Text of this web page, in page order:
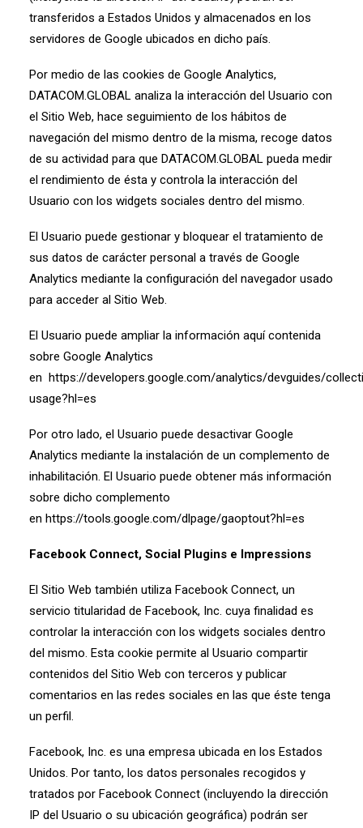
transferidos a Estados Unidos y almacenados en los
servidores de Google ubicados en dicho país.
Por medio de las cookies de Google Analytics,
DATACOM.GLOBAL analiza la interacción del Usuario con
el Sitio Web, hace seguimiento de los hábitos de
navegación del mismo dentro de la misma, recoge datos
de su actividad para que DATACOM.GLOBAL pueda medir
el rendimiento de ésta y controla la interacción del
Usuario con los widgets sociales dentro del mismo.
El Usuario puede gestionar y bloquear el tratamiento de
sus datos de carácter personal a través de Google
Analytics mediante la configuración del navegador usado
para acceder al Sitio Web.
El Usuario puede ampliar la información aquí contenida
sobre Google Analytics
en https://developers.google.com/analytics/devguides/
usage?hl=es
Por otro lado, el Usuario puede desactivar Google
Analytics mediante la instalación de un complemento de
inhabilitación. El Usuario puede obtener más información
sobre dicho complemento
en https://tools.google.com/dlpage/gaoptout?hl=es
Facebook Connect, Social Plugins e Impressions
El Sitio Web también utiliza Facebook Connect, un
servicio titularidad de Facebook, Inc. cuya finalidad es
controlar la interacción con los widgets sociales dentro
del mismo. Esta cookie permite al Usuario compartir
contenidos del Sitio Web con terceros y publicar
comentarios en las redes sociales en las que éste tenga
un perfil.
Facebook, Inc. es una empresa ubicada en los Estados
Unidos. Por tanto, los datos personales recogidos y
tratados por Facebook Connect (incluyendo la dirección
IP del Usuario o su ubicación geográfica) podrán ser